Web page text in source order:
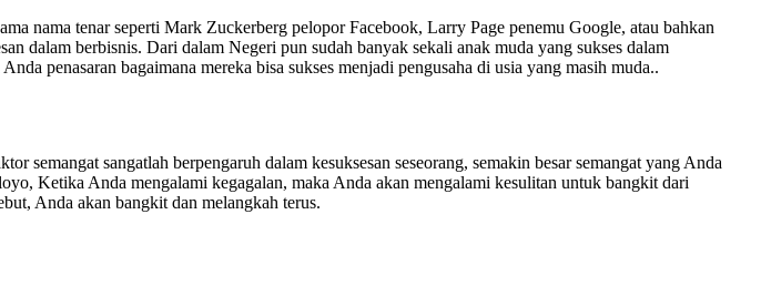
nama tenar seperti Mark Zuckerberg pelopor Facebook, Larry Page penemu Google, atau bahkan
dalam berbisnis. Dari dalam Negeri pun sudah banyak sekali anak muda yang sukses dalam
penasaran bagaimana mereka bisa sukses menjadi pengusaha di usia yang masih muda..
sangatlah berpengaruh dalam kesuksesan seseorang, semakin besar semangat yang Anda
Ketika Anda mengalami kegagalan, maka Anda akan mengalami kesulitan untuk bangkit dari
Anda akan bangkit dan melangkah terus.